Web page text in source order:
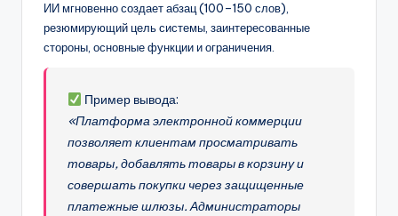
ИИ мгновенно создает абзац (100–150 слов),
резюмирующий цель системы, заинтересованные
стороны, основные функции и ограничения.
Пример вывода:
«Платформа электронной коммерции
позволяет клиентам просматривать
товары, добавлять товары в корзину и
совершать покупки через защищенные
платежные шлюзы. Администраторы